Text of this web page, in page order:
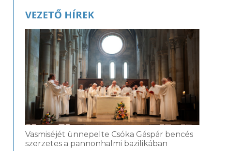
VEZETŐ HÍREK
Vasmiséjét ünnepelte Csóka Gáspár bencés
szerzetes a pannonhalmi bazilikában